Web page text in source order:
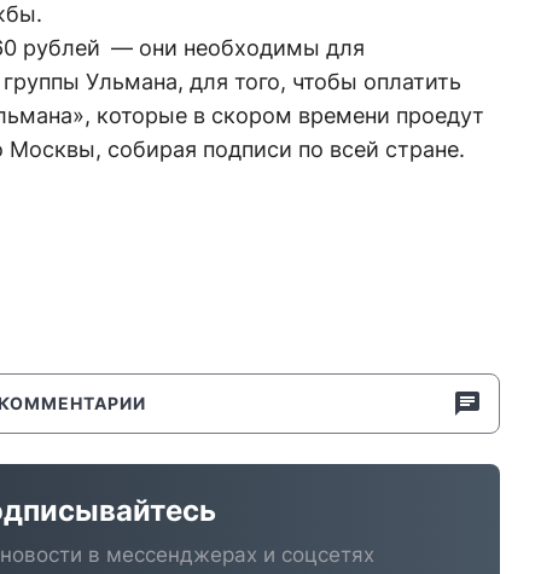
рублей — они необходимы для
Ульмана, для того, чтобы оплатить
которые в скором времени проедут
Москвы, собирая подписи по всей стране.
КОММЕНТАРИИ
в мессенджерах и соцсетях